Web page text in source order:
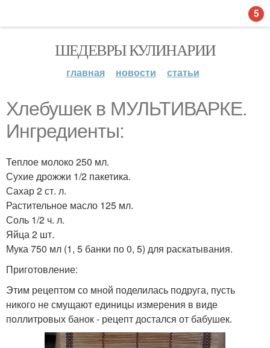
ШЕДЕВРЫ КУЛИНАРИИ
главная новости статьи
Хлебушек в МУЛЬТИВАРКЕ.
Ингредиенты:
Теплое молоко 250 мл.
Сухие дрожжи 1/2 пакетика.
Сахар 2 ст. л.
Растительное масло 125 мл.
Соль 1/2 ч. л.
Яйца 2 шт.
Мука 750 мл (1, 5 банки по 0, 5) для раскатывания.
Приготовление:
Этим рецептом со мной поделилась подруга, пусть
никого не смущают единицы измерения в виде
поллитровых банок - рецепт достался от бабушек.
5